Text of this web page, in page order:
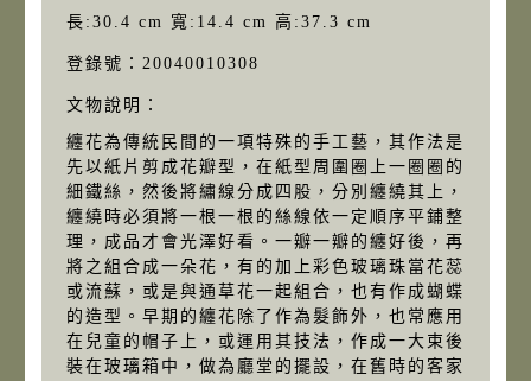
長:30.4 cm 寬:14.4 cm 高:37.3 cm
登錄號：20040010308
文物說明：
纏花為傳統民間的一項特殊的手工藝，其作法是
先以紙片剪成花瓣型，在紙型周圍圈上一圈圈的
細鐵絲，然後將繡線分成四股，分別纏繞其上，
纏繞時必須將一根一根的絲線依一定順序平鋪整
理，成品才會光澤好看。一瓣一瓣的纏好後，再
將之組合成一朵花，有的加上彩色玻璃珠當花蕊
或流蘇，或是與通草花一起組合，也有作成蝴蝶
的造型。早期的纏花除了作為髮飾外，也常應用
在兒童的帽子上，或運用其技法，作成一大束後
裝在玻璃箱中，做為廳堂的擺設，在舊時的客家